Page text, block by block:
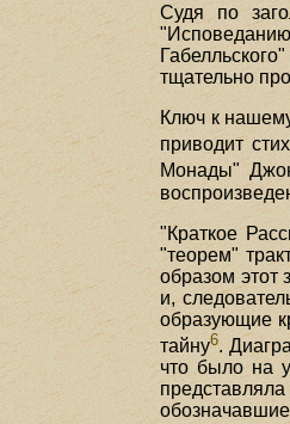
Судя по
тщательно
Ключ к
приводит
Монады"
"Краткое
"теорем"
образом этот
и,
образующие
тайну6.
что было на